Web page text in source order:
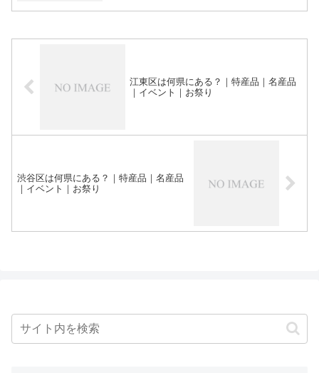
江東区は何県にある？｜特産品｜名産品
｜イベント｜お祭り
渋谷区は何県にある？｜特産品｜名産品
｜イベント｜お祭り